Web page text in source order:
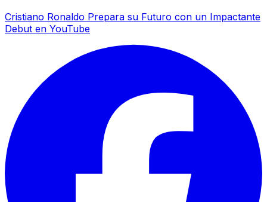
Cristiano Ronaldo Prepara su Futuro con un Impactante
Debut en YouTube